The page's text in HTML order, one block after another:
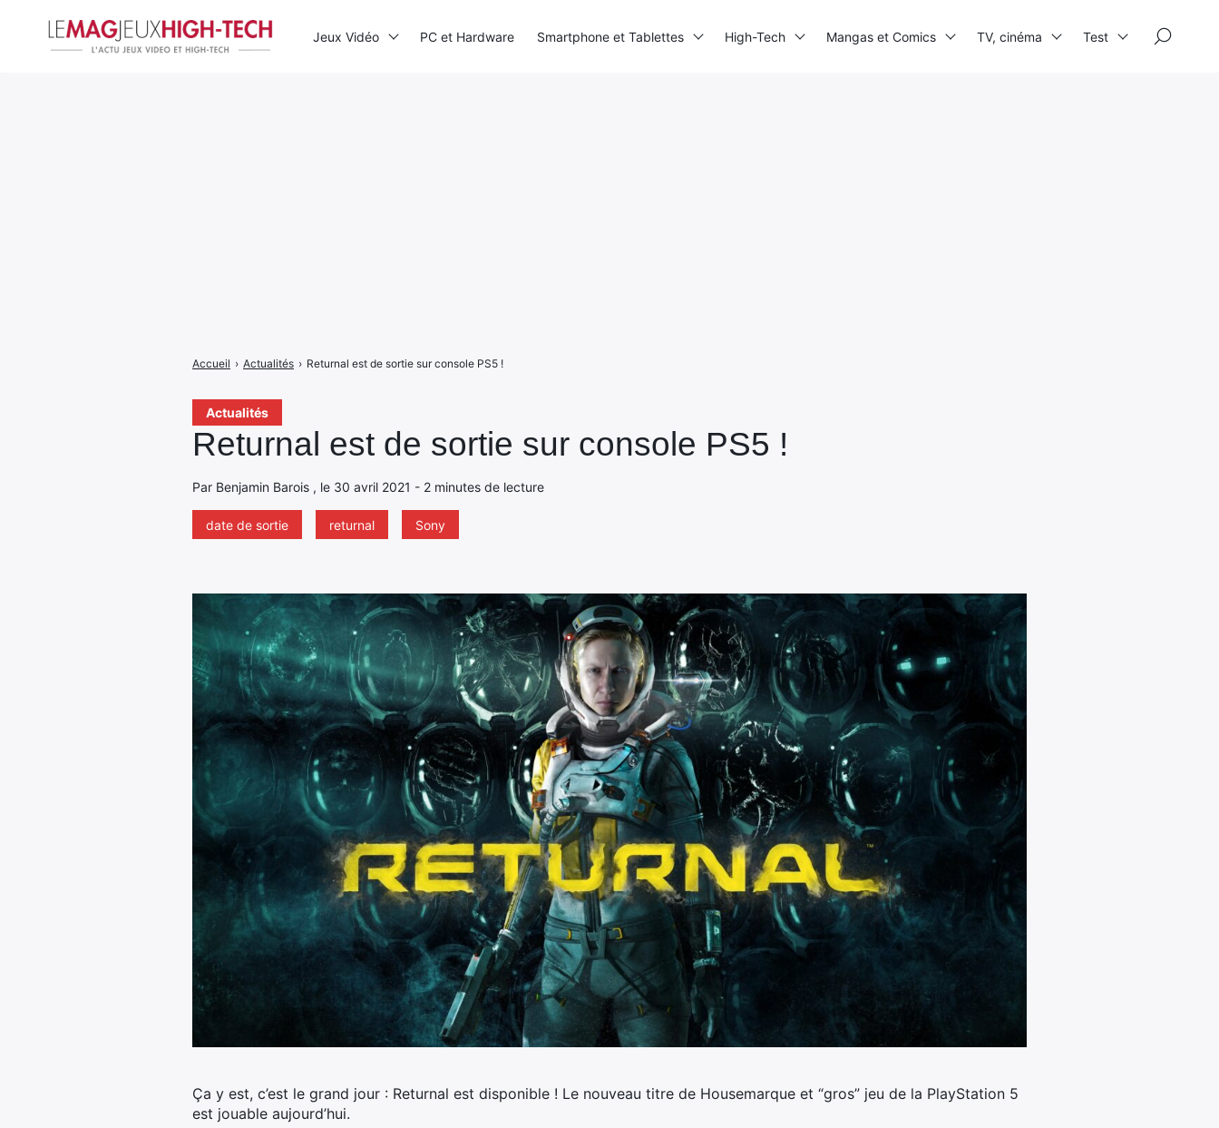
Actualités
Returnal est de sortie sur console PS5 !
Par Benjamin Barois , le 30 avril 2021 - 2 minutes de lecture
date de sortie returnal Sony
Accueil › Actualités › Returnal est de sortie sur console PS5 !
Ça y est, c’est le grand jour : Returnal est disponible ! Le nouveau titre de Housemarque et “gros” jeu de la PlayStation 5
est jouable aujourd’hui.
Jeux Vidéo PC et Hardware Smartphone et Tablettes High-Tech Mangas et Comics TV, cinéma Test